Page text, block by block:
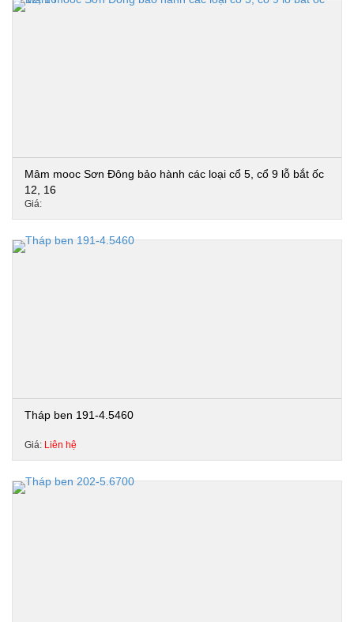
Mâm mooc Sơn Đông bảo hành các loại cổ 5, cổ 9 lỗ bắt ốc
12, 16
Giá:
Tháp ben 191-4.5460
Giá: Liên hệ